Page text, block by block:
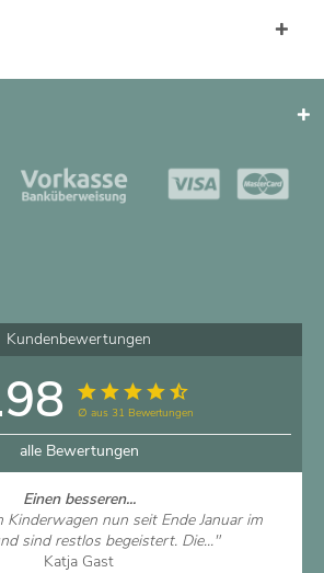
Kundenbewertungen
∅ aus 31 Bewertungen
alle Bewertungen
Einen besseren...
Kinderwagen nun seit Ende Januar im
sind restlos begeistert. Die..."
Katja Gast